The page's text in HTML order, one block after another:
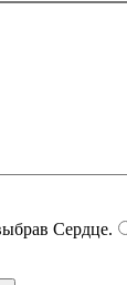
Сердце.